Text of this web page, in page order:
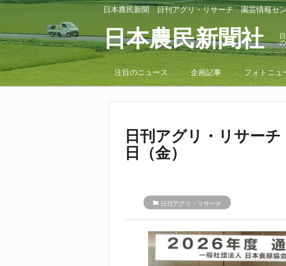
日本農民新聞 日刊アグリ・リサーチ 園芸情報セ
日本農民新聞社
注目のニュース 企画記事 フォトニュ
日刊アグリ・リサー
日（金）
folder 日刊アグリ・リサーチ